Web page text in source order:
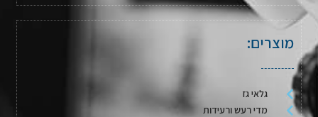
מוצרים:
גלאי גז
מדי רעש ורעידות